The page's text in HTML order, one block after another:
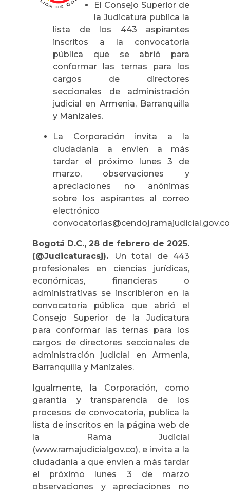
El Consejo Superior de
la Judicatura publica la
lista de los 443 aspirantes
inscritos a la convocatoria
pública que se abrió para
conformar las ternas para los
cargos de directores
seccionales de administración
judicial en Armenia, Barranquilla
y Manizales.
La Corporación invita a la
ciudadanía a envíen a más
tardar el próximo lunes 3 de
marzo, observaciones y
apreciaciones no anónimas
sobre los aspirantes al correo
electrónico
Bogotá D.C., 28 de febrero de 2025.
(@Judicaturacsj).
Un total de 443
profesionales en ciencias jurídicas,
económicas, financieras o
administrativas se inscribieron en la
convocatoria pública que abrió el
Consejo Superior de la Judicatura
para conformar las ternas para los
cargos de directores seccionales de
administración judicial en Armenia,
Barranquilla y Manizales.
Igualmente, la Corporación, como
garantía y transparencia de los
procesos de convocatoria, publica la
lista de inscritos en la página web de
la Rama Judicial
(www.ramajudicialgov.co), e invita a la
ciudadanía a que envíen a más tardar
el próximo lunes 3 de marzo
observaciones y apreciaciones no